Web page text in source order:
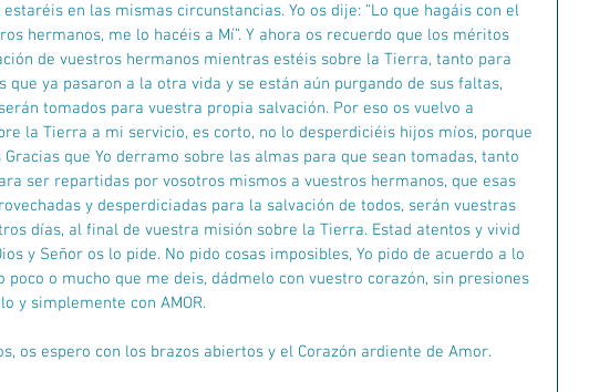
en las mismas circunstancias. Yo os dije: “Lo que hagáis con el
hermanos, me lo hacéis a Mí”. Y ahora os recuerdo que los méritos
de vuestros hermanos mientras estéis sobre la Tierra, tanto para
que ya pasaron a la otra vida y se están aún purgando de sus faltas,
tomados para vuestra propia salvación. Por eso os vuelvo a
la Tierra a mi servicio, es corto, no lo desperdiciéis hijos míos, porque
que Yo derramo sobre las almas para que sean tomadas, tanto
ser repartidas por vosotros mismos a vuestros hermanos, que esas
y desperdiciadas para la salvación de todos, serán vuestras
días, al final de vuestra misión sobre la Tierra. Estad atentos y vivid
y Señor os lo pide. No pido cosas imposibles, Yo pido de acuerdo a lo
poco o mucho que me deis, dádmelo con vuestro corazón, sin presiones
y simplemente con AMOR.
os espero con los brazos abiertos y el Corazón ardiente de Amor.